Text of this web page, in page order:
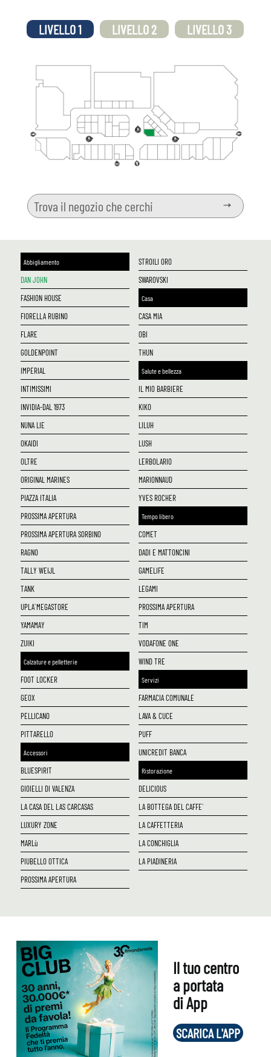
LIVELLO 1 LIVELLO 2 LIVELLO 3
Abbigliamento
DAN JOHN
FASHION HOUSE
FIORELLA RUBINO
FLARE
GOLDENPOINT
IMPERIAL
INTIMISSIMI
INVIDIA-DAL 1973
NUNA LIE
OKAIDI
OLTRE
ORIGINAL MARINES
PIAZZA ITALIA
PROSSIMA APERTURA
PROSSIMA APERTURA SORBINO
RAGNO
TALLY WEIJL
TANK
UPLA` MEGASTORE
YAMAMAY
ZUIKI
Calzature e pelletterie
FOOT LOCKER
GEOX
PELLICANO
PITTARELLO
Accessori
BLUESPIRIT
GIOIELLI DI VALENZA
LA CASA DEL LAS CARCASAS
LUXURY ZONE
MARLù
PIUBELLO OTTICA
PROSSIMA APERTURA
STROILI ORO
SWAROVSKI
Casa
CASA MIA
OBI
THUN
Salute e bellezza
IL MIO BARBIERE
KIKO
LILUH
LUSH
L`ERBOLARIO
MARIONNAUD
YVES ROCHER
Tempo libero
COMET
DADI E MATTONCINI
GAMELIFE
LEGAMI
PROSSIMA APERTURA
TIM
VODAFONE ONE
WIND TRE
Servizi
FARMACIA COMUNALE
LAVA & CUCE
PUFF
UNICREDIT BANCA
Ristorazione
DELICIOUS
LA BOTTEGA DEL CAFFE`
LA CAFFETTERIA
LA CONCHIGLIA
LA PIADINERIA
Il tuo centro
a portata
di App
SCARICA L'APP